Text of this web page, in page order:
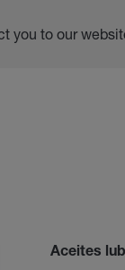
you to our
Aceites